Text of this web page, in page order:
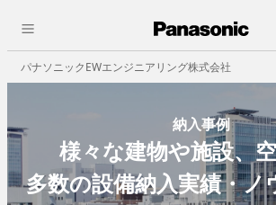
パナソニックEWエンジニアリング株式会社
納入事例
様々な建物や施設、
多数の設備納入実績・ノ
close
会社情報
事業所一覧
決算公告
人と仕事